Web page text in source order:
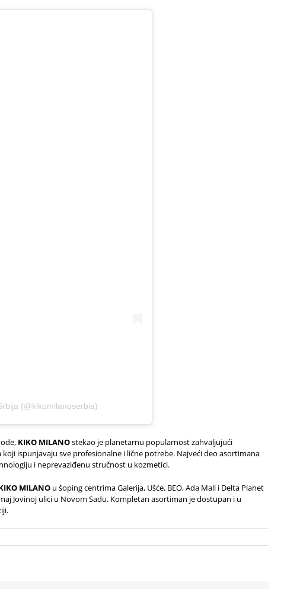
(@kikomilanoserbia)
KIKO MILANOstekao je planetarnu popularnost zahvaljujući
ispunjavaju sve profesionalne i lične potrebe. Najveći deo asortimana
i neprevaziđenu stručnost u kozmetici.
MILANO u šoping centrima Galerija, Ušće, BEO, Ada Mall i Delta Planet
Jovinoj ulici u Novom Sadu. Kompletan asortiman je dostupan i u